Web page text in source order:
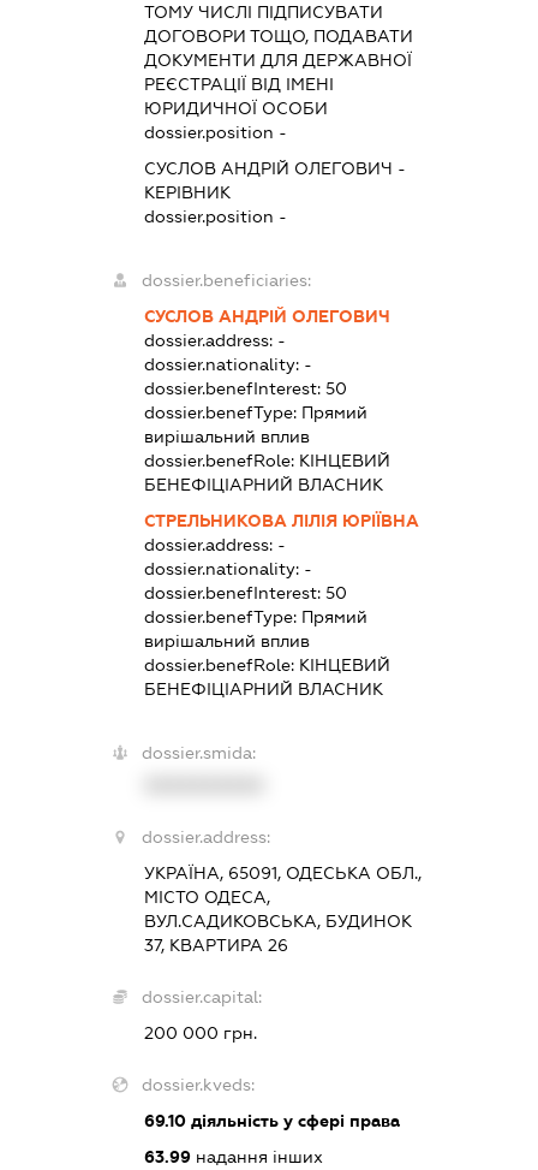
ТОМУ ЧИСЛІ ПІДПИСУВАТИ
ДОГОВОРИ ТОЩО, ПОДАВАТИ
ДОКУМЕНТИ ДЛЯ ДЕРЖАВНОЇ
РЕЄСТРАЦІЇ ВІД ІМЕНІ
ЮРИДИЧНОЇ ОСОБИ
dossier.position -
СУСЛОВ АНДРІЙ ОЛЕГОВИЧ -
КЕРІВНИК
dossier.position -
dossier.beneficiaries:
СУСЛОВ АНДРІЙ ОЛЕГОВИЧ
dossier.address: -
dossier.nationality: -
dossier.benefInterest:50
dossier.benefType: Прямий
вирішальний вплив
dossier.benefRole: КІНЦЕВИЙ
БЕНЕФІЦІАРНИЙ ВЛАСНИК
СТРЕЛЬНИКОВА ЛІЛІЯ ЮРІЇВНА
dossier.address: -
dossier.nationality: -
dossier.benefInterest:50
dossier.benefType: Прямий
вирішальний вплив
dossier.benefRole: КІНЦЕВИЙ
БЕНЕФІЦІАРНИЙ ВЛАСНИК
dossier.smida:
dossier.address:
УКРАЇНА, 65091, ОДЕСЬКА ОБЛ.,
МІСТО ОДЕСА,
ВУЛ.САДИКОВСЬКА, БУДИНОК
37, КВАРТИРА 26
dossier.capital:
200 000 грн.
dossier.kveds:
69.10 діяльність у сфері права
63.99 надання інших